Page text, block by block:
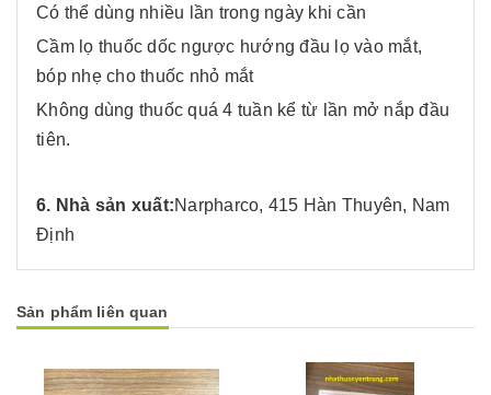
Có thể dùng nhiều lần trong ngày khi cần
Cầm lọ thuốc dốc ngược hướng đầu lọ vào mắt,
bóp nhẹ cho thuốc nhỏ mắt
Không dùng thuốc quá 4 tuần kể từ lần mở nắp đầu
tiên.
6. Nhà sản xuất:Narpharco, 415 Hàn Thuyên, Nam
Định
Sản phẩm liên quan